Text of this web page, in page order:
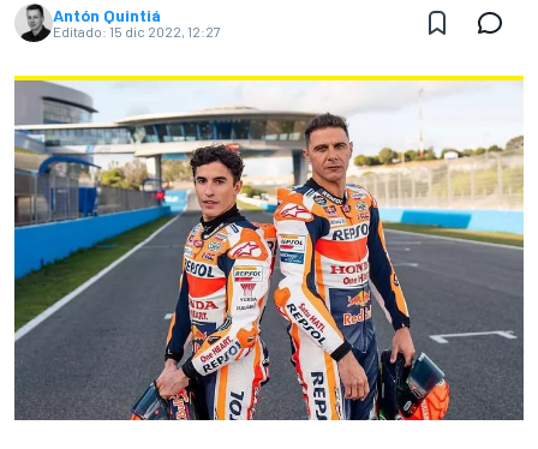
Antón Quintiá
Editado: 15 dic 2022, 12:27